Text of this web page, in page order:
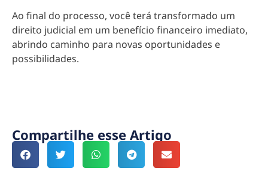
Ao final do processo, você terá transformado um
direito judicial em um benefício financeiro imediato,
abrindo caminho para novas oportunidades e
possibilidades.
Compartilhe esse Artigo